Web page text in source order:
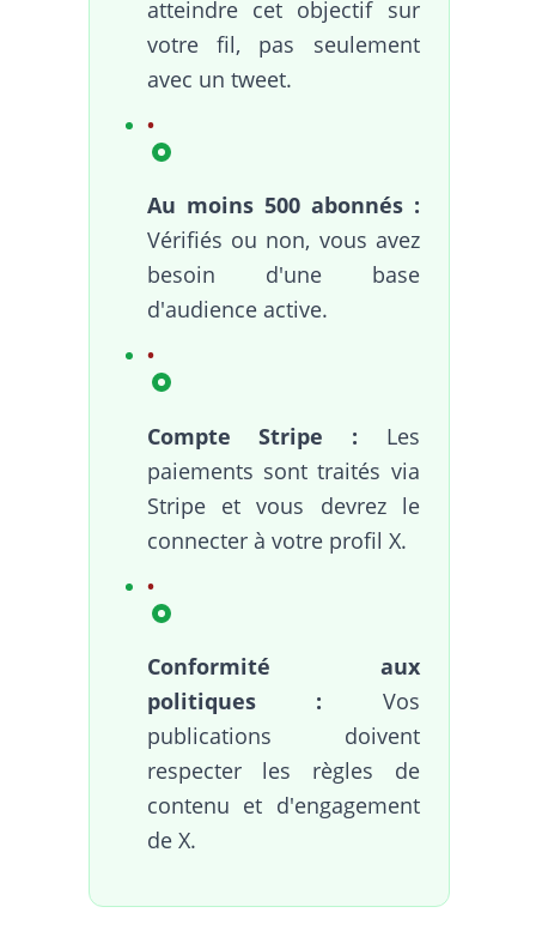
atteindre cet objectif sur
votre fil, pas seulement
avec un tweet.
Au moins 500 abonnés :
Vérifiés ou non, vous avez
besoin d'une base
d'audience active.
Compte Stripe : Les
paiements sont traités via
Stripe et vous devrez le
connecter à votre profil X.
Conformité aux
politiques : Vos
publications doivent
respecter les règles de
contenu et d'engagement
de X.